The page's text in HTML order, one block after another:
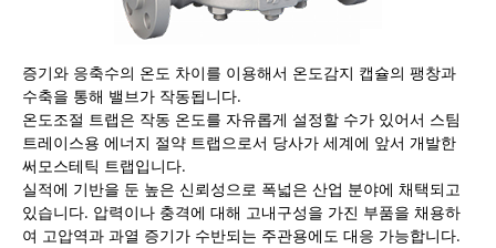
증기와 응축수의 온도 차이를 이용해서 온도감지 캡슐의 팽창과
수축을 통해 밸브가 작동됩니다.
온도조절 트랩은 작동 온도를 자유롭게 설정할 수가 있어서 스팀
트레이스용 에너지 절약 트랩으로서 당사가 세계에 앞서 개발한
써모스테틱 트랩입니다.
실적에 기반을 둔 높은 신뢰성으로 폭넓은 산업 분야에 채택되고
있습니다. 압력이나 충격에 대해 고내구성을 가진 부품을 채용하
여 고압역과 과열 증기가 수반되는 주관용에도 대응 가능합니다.